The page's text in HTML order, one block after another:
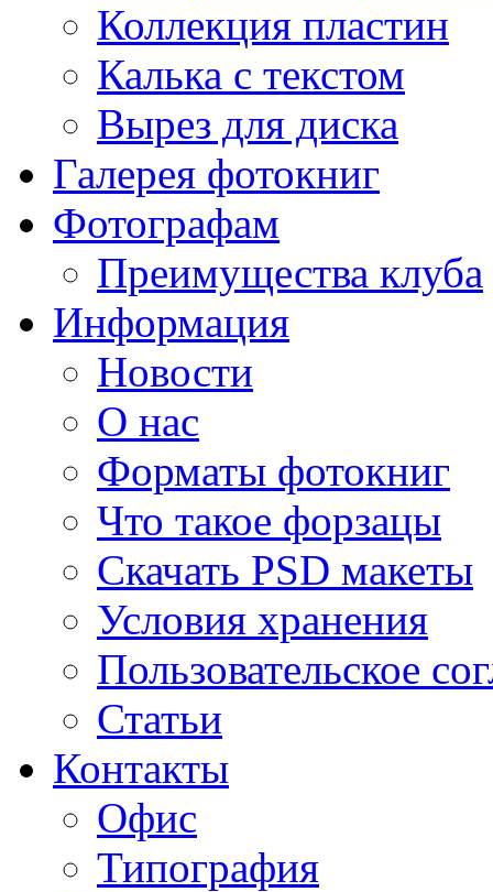
Коллекция пластин
Калька с текстом
Вырез для диска
Галерея фотокниг
Фотографам
Преимущества клуба
Информация
Новости
О нас
Форматы фотокниг
Что такое форзацы
Скачать PSD макеты
Условия хранения
Пользовательское
Статьи
Контакты
Офис
Типография